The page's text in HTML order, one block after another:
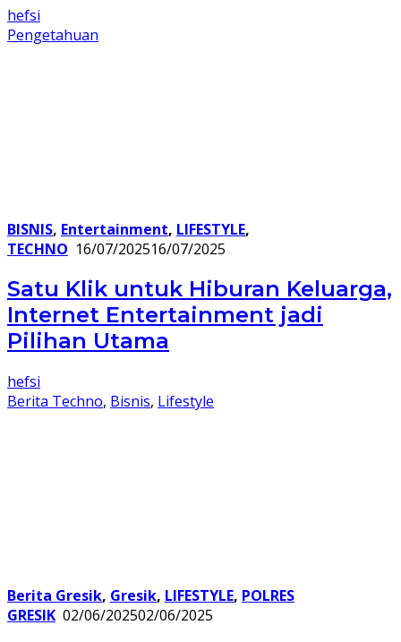
hefsi
Pengetahuan
BISNIS, Entertainment, LIFESTYLE,
TECHNO 16/07/202516/07/2025
Satu Klik untuk Hiburan Keluarga,
Internet Entertainment jadi
Pilihan Utama
hefsi
Berita Techno, Bisnis, Lifestyle
Berita Gresik, Gresik, LIFESTYLE, POLRES
GRESIK 02/06/202502/06/2025